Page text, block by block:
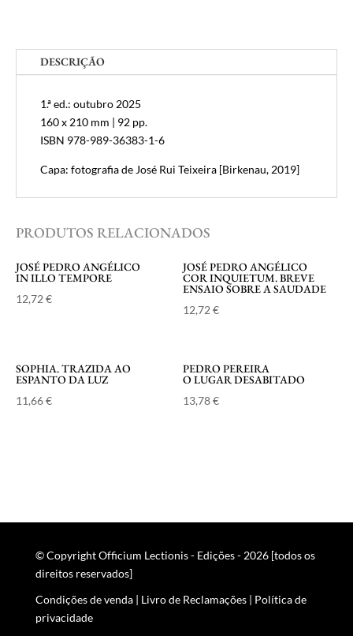
Pensar
depois
Auschwitz
DESCRIÇÃO
1.ª ed.: outubro 2025
160 x 210 mm | 92 pp.
ISBN 978-989-36383-1-6
Capa: fotografia de José Rui Teixeira [Birkenau, 2019]
PRODUTOS RELACIONADOS
JOSÉ PEDRO ANGÉLICO
IN ILLO TEMPORE
12,72 €
JOSÉ PEDRO ANGÉLICO
COR INQUIETUM. BREVE
ENSAIO SOBRE A SAUDADE
12,72€
SOPHIA. TRAZIDA AO
ESPANTO DA LUZ
11,66€
PEDRO PEREIRA
O LUGAR DESABITADO
13,78€
© Copyright Officium Lectionis - Edições - 2026 [todos os
direitos reservados]
Condições de venda| Livro de Reclamações| Política de
privacidade